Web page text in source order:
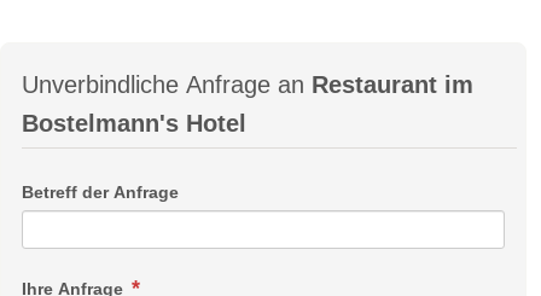
Unverbindliche Anfrage an Restaurant im
Bostelmann's Hotel
Betreff der Anfrage
Ihre Anfrage